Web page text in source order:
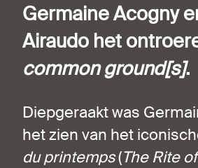
Germaine Acogny
Airaudo het
common ground[s].
Diepgeraakt was
het zien van het
du printemps(The Rite